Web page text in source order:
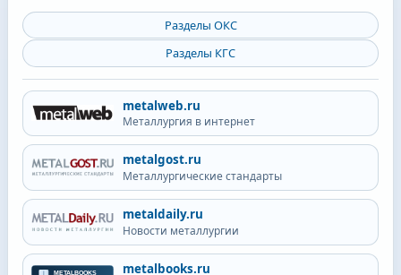
Разделы ОКС
Разделы КГС
metalweb.ru
Металлургия в интернет
metalgost.ru
Металлургические стандарты
metaldaily.ru
Новости металлургии
metalbooks.ru